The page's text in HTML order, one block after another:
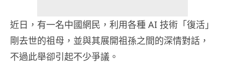
近日，有一名中國網民，利用各種 AI 技術「復活」
剛去世的祖母，並與其展開祖孫之間的深情對話，
不過此舉卻引起不少爭議。